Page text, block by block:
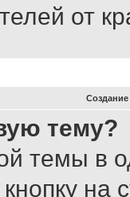
от
тему?
темы в